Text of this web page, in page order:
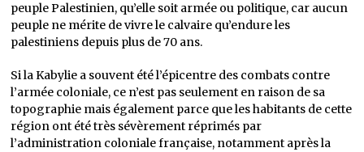
peuple Palestinien, qu’elle soit armée ou politique, car aucun
peuple ne mérite de vivre le calvaire qu’endure les
palestiniens depuis plus de 70 ans.
Si la Kabylie a souvent été l’épicentre des combats contre
l’armée coloniale, ce n’est pas seulement en raison de sa
topographie mais également parce que les habitants de cette
région ont été très sévèrement réprimés par
l’administration coloniale française, notamment après la